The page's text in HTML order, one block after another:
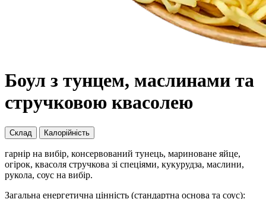
Боул з тунцем, маслинами та
стручковою квасолею
Склад Калорійність
гарнір на вибір, консервований тунець, мариноване яйце,
огірок, квасоля стручкова зі спеціями, кукурудза, маслини,
рукола, соус на вибір.
Загальна енергетична цінність (стандартна основа та соус):